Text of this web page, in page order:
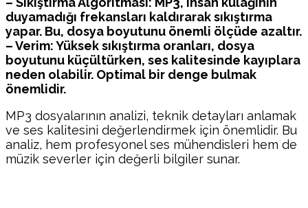
duyamadığı frekansları kaldırarak sıkıştırma
yapar. Bu, dosya boyutunu önemli ölçüde azaltır.
– Verim: Yüksek sıkıştırma oranları, dosya
boyutunu küçültürken, ses kalitesinde kayıplara
neden olabilir. Optimal bir denge bulmak
önemlidir.
MP3 dosyalarının analizi, teknik detayları anlamak
ve ses kalitesini değerlendirmek için önemlidir. Bu
analiz, hem profesyonel ses mühendisleri hem de
müzik severler için değerli bilgiler sunar.